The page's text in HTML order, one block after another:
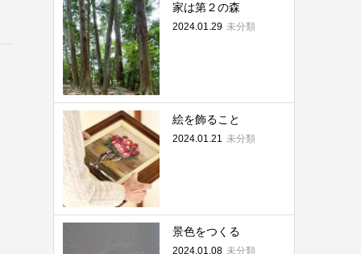
家は第２の森
2024.01.29 未分類
絵を飾ること
2024.01.21 未分類
景色をつくる
2024.01.08 未分類